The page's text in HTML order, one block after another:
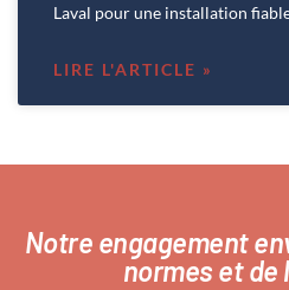
Laval pour une installation
LIRE L'ARTICLE »
Notre engagement
normes et de